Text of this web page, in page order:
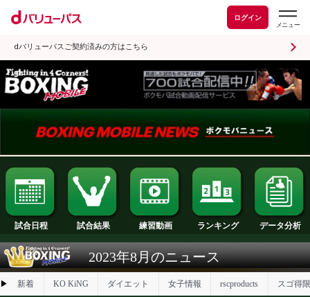
ログイン
dバリューパスご契約済みの方はこちら
試合日程 試合結果 練習動画 ランキング